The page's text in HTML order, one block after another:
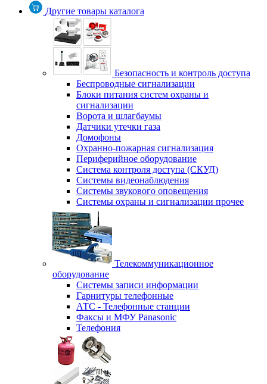
Другие товары каталога
Безопасность и контроль доступа
Беспроводные сигнализации
Блоки питания систем охраны и
сигнализации
Ворота и шлагбаумы
Датчики утечки газа
Домофоны
Охранно-пожарная сигнализация
Периферийное оборудование
Система контроля доступа (СКУД)
Системы видеонаблюдения
Системы звукового оповещения
Системы охраны и сигнализации прочее
Телекоммуникационное
оборудование
Системы записи информации
Гарнитуры телефонные
АТС - Телефонные станции
Факсы и МФУ Panasonic
Телефония